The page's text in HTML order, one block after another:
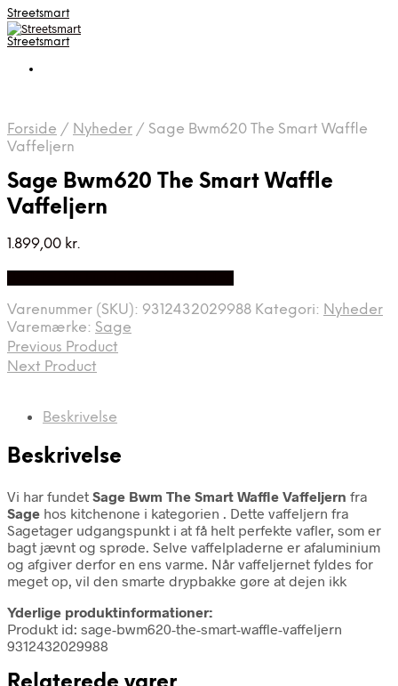
Streetsmart
Streetsmart
Forside / Nyheder / Sage Bwm620 The Smart Waffle
Vaffeljern
Sage Bwm620 The Smart Waffle
Vaffeljern
1.899,00 kr.
Varenummer (SKU): 9312432029988 Kategori: Nyheder
Varemærke: Sage
Previous Product
Next Product
Beskrivelse
Beskrivelse
Vi har fundet Sage Bwm The Smart Waffle Vaffeljern fra
Sage hos kitchenone i kategorien . Dette vaffeljern fra
Sagetager udgangspunkt i at få helt perfekte vafler, som er
bagt jævnt og sprøde. Selve vaffelpladerne er afaluminium
og afgiver derfor en ens varme. Når vaffeljernet fyldes for
meget op, vil den smarte drypbakke gøre at dejen ikk
Yderlige produktinformationer:
Produkt id: sage-bwm620-the-smart-waffle-vaffeljern
9312432029988